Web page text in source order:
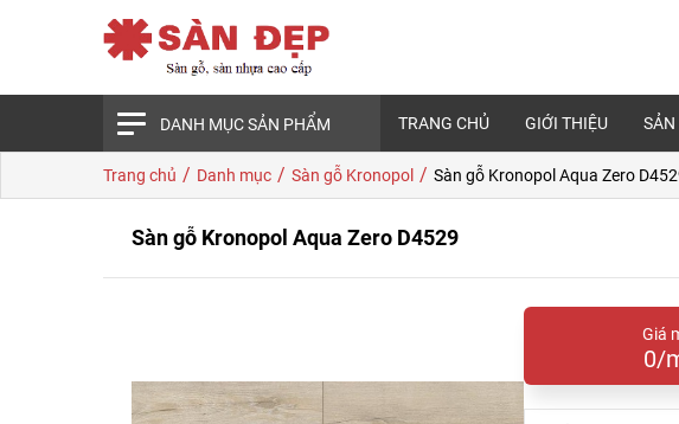
DANH MỤC SẢN PHẨM TRANG CHỦ GIỚI THIỆU
Trang chủ / Danh mục / Sàn gỗ Kronopol / Sàn gỗ Kronopol Aqua Zero
Sàn gỗ Kronopol Aqua Zero D4529
Giá
0/